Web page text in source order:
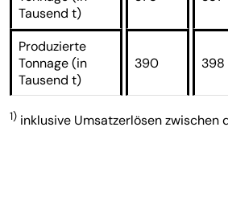
Tausend t)
Produzierte
Tonnage (in
Tausend t)
390 398
1) inklusive Umsatzerlösen zwischen